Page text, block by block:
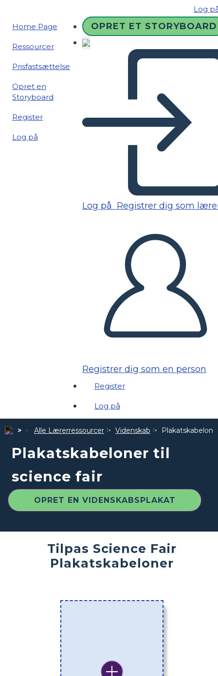
Log
Home Page
Ressourcer
Prisfastsættelse
Opret en
Storyboard
Register
Log på
OPRET ET STORYBOARD
Log på Registrer dig som
Registrer dig som en person
Register
Log på
Alle Lærerressourcer Videnskab
Plakatskabeloner til
science fair
OPRET EN VIDENSKABSPLAKAT
Tilpas Science Fair
Plakatskabeloner